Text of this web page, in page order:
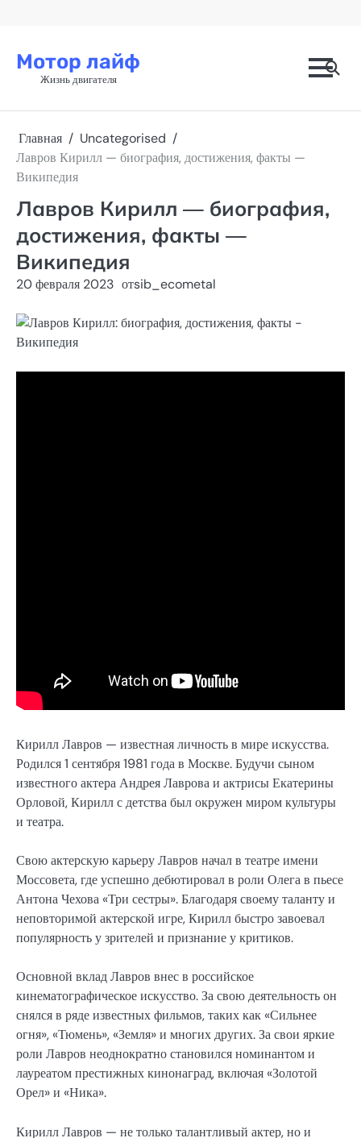
Мотор лайф
Жизнь двигателя
Главная
Uncategorised
Лавров Кирилл — биография, достижения, факты —
Википедия
Лавров Кирилл — биография,
достижения, факты —
Википедия
20 февраля 2023 отsib_ecometal
Кирилл Лавров — известная личность в мире искусства.
Родился 1 сентября 1981 года в Москве. Будучи сыном
известного актера Андрея Лаврова и актрисы Екатерины
Орловой, Кирилл с детства был окружен миром культуры
и театра.
Свою актерскую карьеру Лавров начал в театре имени
Моссовета, где успешно дебютировал в роли Олега в пьесе
Антона Чехова «Три сестры». Благодаря своему таланту и
неповторимой актерской игре, Кирилл быстро завоевал
популярность у зрителей и признание у критиков.
Основной вклад Лавров внес в российское
кинематографическое искусство. За свою деятельность он
снялся в ряде известных фильмов, таких как «Сильнее
огня», «Тюмень», «Земля» и многих других. За свои яркие
роли Лавров неоднократно становился номинантом и
лауреатом престижных кинонаград, включая «Золотой
Орел» и «Ника».
Кирилл Лавров — не только талантливый актер, но и